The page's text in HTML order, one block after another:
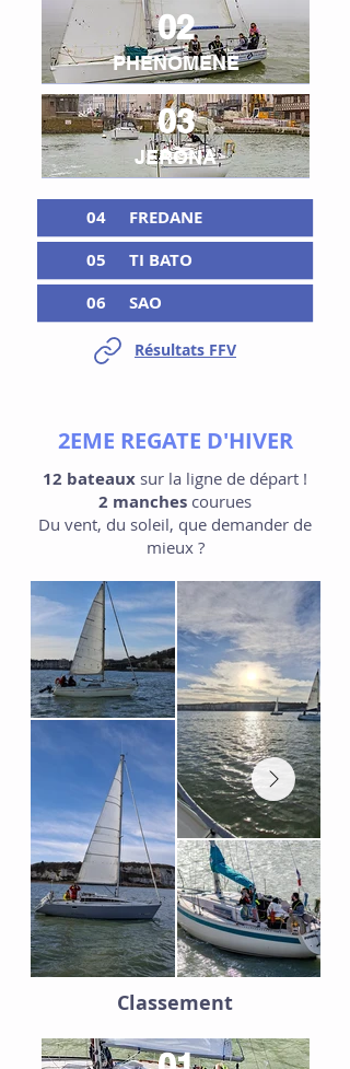
02
PHENOMENE
03
JERONA
04
FREDANE
05
TI BATO
06
SAO
Résultats FFV
2EME REGATE D'HIVER
12 bateaux sur la ligne de départ !
2 manches courues
Du vent, du soleil, que demander de
mieux ?
Classement